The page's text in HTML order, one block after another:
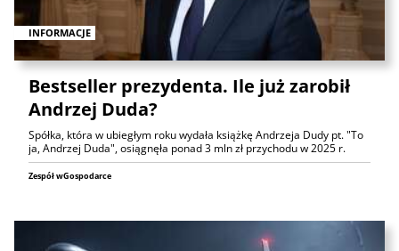
INFORMACJE
Bestseller prezydenta. Ile już zarobił
Andrzej Duda?
Spółka, która w ubiegłym roku wydała książkę Andrzeja Dudy pt. "To
ja, Andrzej Duda", osiągnęła ponad 3 mln zł przychodu w 2025 r.
Zespół wGospodarce